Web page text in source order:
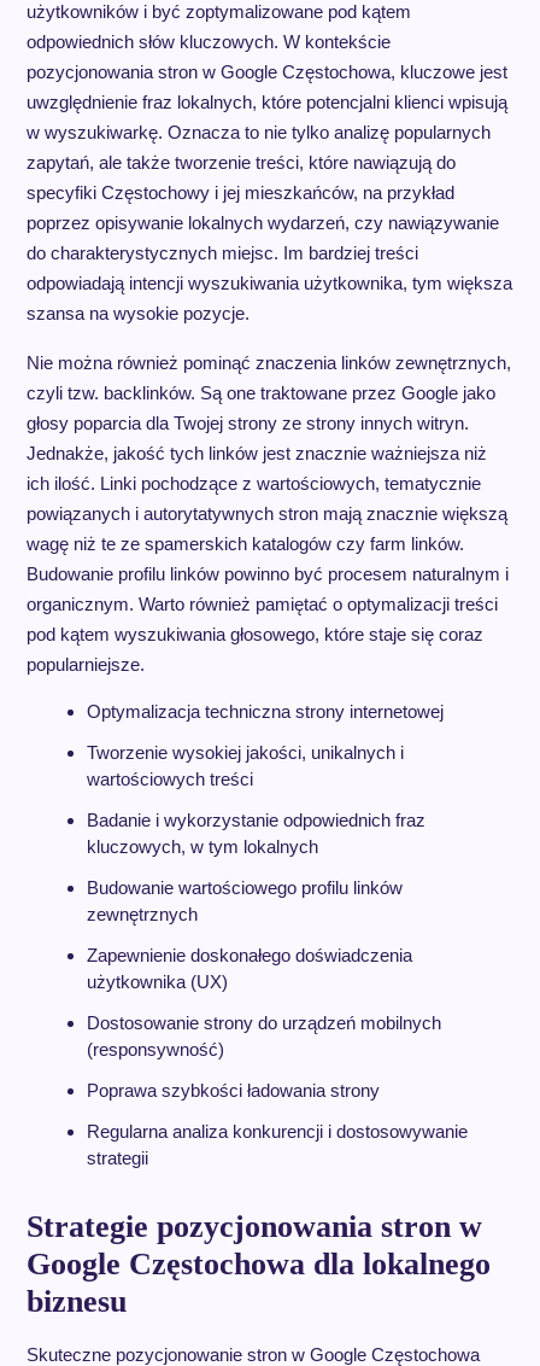
użytkowników i być zoptymalizowane pod kątem
odpowiednich słów kluczowych. W kontekście
pozycjonowania stron w Google Częstochowa, kluczowe jest
uwzględnienie fraz lokalnych, które potencjalni klienci wpisują
w wyszukiwarkę. Oznacza to nie tylko analizę popularnych
zapytań, ale także tworzenie treści, które nawiązują do
specyfiki Częstochowy i jej mieszkańców, na przykład
poprzez opisywanie lokalnych wydarzeń, czy nawiązywanie
do charakterystycznych miejsc. Im bardziej treści
odpowiadają intencji wyszukiwania użytkownika, tym większa
szansa na wysokie pozycje.
Nie można również pominąć znaczenia linków zewnętrznych,
czyli tzw. backlinków. Są one traktowane przez Google jako
głosy poparcia dla Twojej strony ze strony innych witryn.
Jednakże, jakość tych linków jest znacznie ważniejsza niż
ich ilość. Linki pochodzące z wartościowych, tematycznie
powiązanych i autorytatywnych stron mają znacznie większą
wagę niż te ze spamerskich katalogów czy farm linków.
Budowanie profilu linków powinno być procesem naturalnym i
organicznym. Warto również pamiętać o optymalizacji treści
pod kątem wyszukiwania głosowego, które staje się coraz
popularniejsze.
Optymalizacja techniczna strony internetowej
Tworzenie wysokiej jakości, unikalnych i
wartościowych treści
Badanie i wykorzystanie odpowiednich fraz
kluczowych, w tym lokalnych
Budowanie wartościowego profilu linków
zewnętrznych
Zapewnienie doskonałego doświadczenia
użytkownika (UX)
Dostosowanie strony do urządzeń mobilnych
(responsywność)
Poprawa szybkości ładowania strony
Regularna analiza konkurencji i dostosowywanie
strategii
Strategie pozycjonowania stron w
Google Częstochowa dla lokalnego
biznesu
Skuteczne pozycjonowanie stron w Google Częstochowa